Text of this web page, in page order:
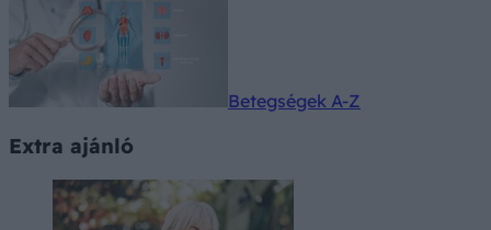
Betegségek A-Z
Extra ajánló